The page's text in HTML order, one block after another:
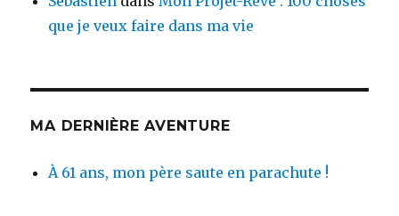
que je veux faire dans ma vie
MA DERNIÈRE AVENTURE
À 61 ans, mon père saute en parachute !